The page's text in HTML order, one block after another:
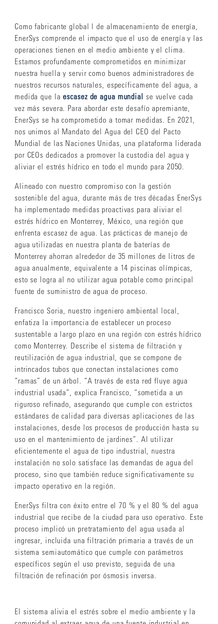
Como fabricante global l de almacenamiento de energía,
EnerSys comprende el impacto que el uso de energía y las
operaciones tienen en el medio ambiente y el clima.
Estamos profundamente comprometidos en minimizar
nuestra huella y servir como buenos administradores de
nuestros recursos naturales, específicamente del agua, a
medida que laescasez de agua mundial se vuelve cada
vez más severa. Para abordar este desafío apremiante,
EnerSys se ha comprometido a tomar medidas. En 2021,
nos unimos al Mandato del Agua del CEO del Pacto
Mundial de las Naciones Unidas, una plataforma liderada
por CEOs dedicados a promover la custodia del agua y
aliviar el estrés hídrico en todo el mundo para 2050.
Alineado con nuestro compromiso con la gestión
sostenible del agua, durante más de tres décadas EnerSys
ha implementado medidas proactivas para aliviar el
estrés hídrico en Monterrey, México, una región que
enfrenta escasez de agua. Las prácticas de manejo de
agua utilizadas en nuestra planta de baterías de
Monterrey ahorran alrededor de 35 millones de litros de
agua anualmente, equivalente a 14 piscinas olímpicas,
esto se logra al no utilizar agua potable como principal
fuente de suministro de agua de proceso.
Francisco Soria, nuestro ingeniero ambiental local,
enfatiza la importancia de establecer un proceso
sustentable a largo plazo en una región con estrés hídrico
como Monterrey. Describe el sistema de filtración y
reutilización de agua industrial, que se compone de
intrincados tubos que conectan instalaciones como
“ramas” de un árbol. “A través de esta red fluye agua
industrial usada”, explica Francisco, “sometida a un
riguroso refinado, asegurando que cumple con estrictos
estándares de calidad para diversas aplicaciones de las
instalaciones, desde los procesos de producción hasta su
uso en el mantenimiento de jardines”. Al utilizar
eficientemente el agua de tipo industrial, nuestra
instalación no solo satisface las demandas de agua del
proceso, sino que también reduce significativamente su
impacto operativo en la región.
EnerSys filtra con éxito entre el 70 % y el 80 % del agua
industrial que recibe de la ciudad para uso operativo. Este
proceso implicó un pretratamiento del agua usada al
ingresar, incluida una filtración primaria a través de un
sistema semiautomático que cumple con parámetros
específicos según el uso previsto, seguida de una
filtración de refinación por ósmosis inversa.
El sistema alivia el estrés sobre el medio ambiente y la